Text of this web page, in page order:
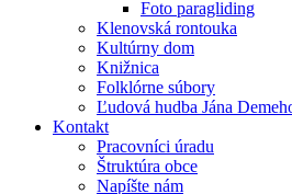
Foto paragliding
Klenovská rontouka
Kultúrny dom
Knižnica
Folklórne súbory
Ľudová hudba Jána
Kontakt
Pracovníci úradu
Štruktúra obce
Napíšte nám